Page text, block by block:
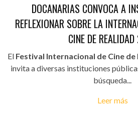
DOCANARIAS CONVOCA A
REFLEXIONAR SOBRE LA
CINE DE
El Festival Internacional de Cine
invita a diversas instituciones
búsqueda...
Leer más